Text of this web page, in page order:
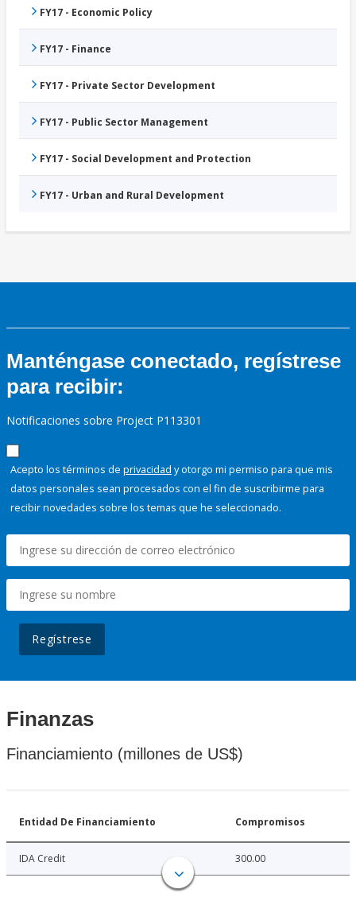
FY17 - Economic Policy
FY17 - Finance
FY17 - Private Sector Development
FY17 - Public Sector Management
FY17 - Social Development and Protection
FY17 - Urban and Rural Development
Manténgase conectado, regístrese
para recibir:
Notificaciones sobre Project P113301
Acepto los términos de privacidad y otorgo mi permiso para que mis
datos personales sean procesados con el fin de suscribirme para
recibir novedades sobre los temas que he seleccionado.
Regístrese
Finanzas
Financiamiento (millones de US$)
Entidad De Financiamiento Compromisos
IDA Credit 300.00